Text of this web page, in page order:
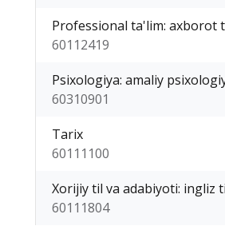
Professional ta'lim: axborot
60112419
Psixologiya: amaliy
60310901
Tarix
60111100
Xorijiy til va adabiyoti: ingliz
60111804